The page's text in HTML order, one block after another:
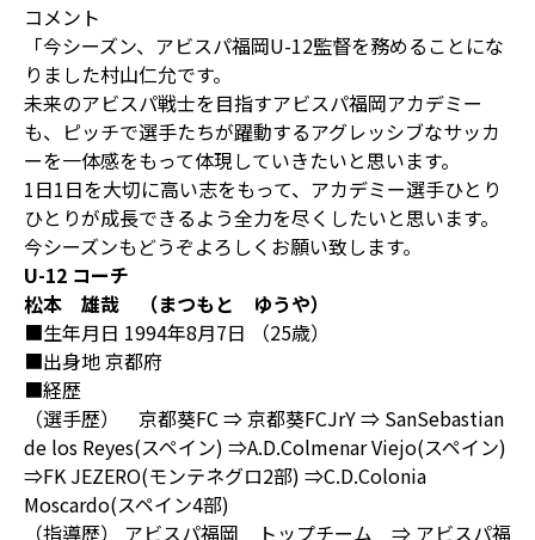
コメント
「今シーズン、アビスパ福岡U-12監督を務めることにな
りました村山仁允です。
未来のアビスパ戦士を目指すアビスパ福岡アカデミー
も、ピッチで選手たちが躍動するアグレッシブなサッカ
ーを一体感をもって体現していきたいと思います。
1日1日を大切に高い志をもって、アカデミー選手ひとり
ひとりが成長できるよう全力を尽くしたいと思います。
今シーズンもどうぞよろしくお願い致します。
U-12 コーチ
松本 雄哉 （まつもと ゆうや）
■生年月日 1994年8月7日 （25歳）
■出身地 京都府
■経歴
（選手歴） 京都葵FC ⇒ 京都葵FCJrY ⇒ SanSebastian
de los Reyes(スペイン) ⇒A.D.Colmenar Viejo(スペイン)
⇒FK JEZERO(モンテネグロ2部) ⇒C.D.Colonia
Moscardo(スペイン4部)
（指導歴） アビスパ福岡 トップチーム ⇒ アビスパ福